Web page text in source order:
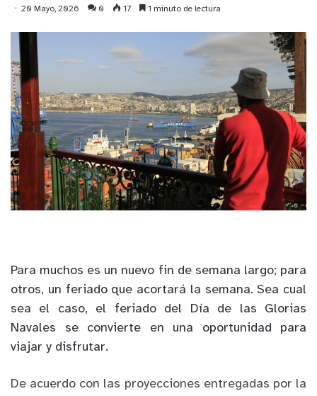
20 Mayo, 2026 0 17 1 minuto de lectura
Para muchos es un nuevo fin de semana largo; para
otros, un feriado que acortará la semana. Sea cual
sea el caso, el feriado del Día de las Glorias
Navales se convierte en una oportunidad para
viajar y disfrutar.
De acuerdo con las proyecciones entregadas por la